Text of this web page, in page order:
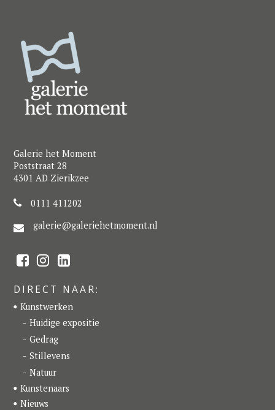
Galerie het Moment
Poststraat 28
4301 AD Zierikzee
0111 411202
galerie@galeriehetmoment.nl
F
a
e
b
o
o
k
t
a
g
r
a
m
L
i
k
e
d
I
n
DIRECT NAAR:
Kunstwerken
Huidige expositie
Gedrag
Stillevens
Natuur
Kunstenaars
Nieuws